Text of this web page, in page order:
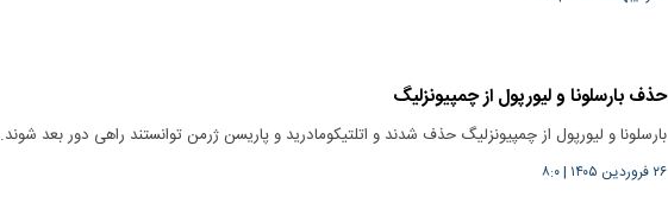
حذف بارسلونا و لیورپول از چمپیونزلیگ
بارسلونا و لیورپول از چمپیونزلیگ حذف شدند و اتلتیکومادرید و پاریسن ژرمن توانستند راهی دور بعد شوند.
۲۶ فروردین ۱۴۰۵ |۸:۰